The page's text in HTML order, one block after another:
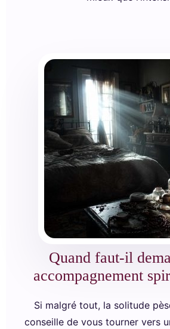
Quand faut-il
accompagnement
Si malgré tout, la solitude
conseille de vous tourner vers